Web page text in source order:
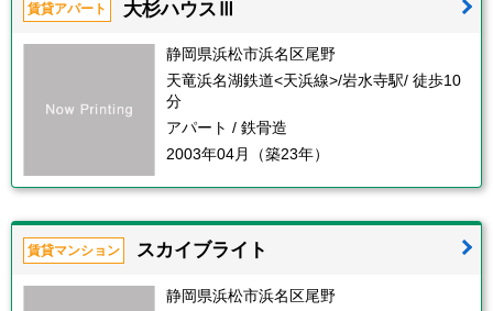
賃貸アパート 大杉ハウスⅢ
静岡県浜松市浜名区尾野
天竜浜名湖鉄道<天浜線>/岩水寺駅/ 徒歩10
分
アパート / 鉄骨造
2003年04月（築23年）
賃貸マンション スカイブライト
静岡県浜松市浜名区尾野